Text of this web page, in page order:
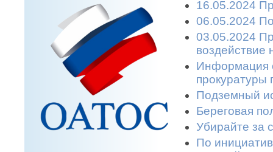
16.05.2024
06.05.2024
03.05.2024
воздействие
Информация
прокуратуры
Подземный
Береговая
Убирайте за
По